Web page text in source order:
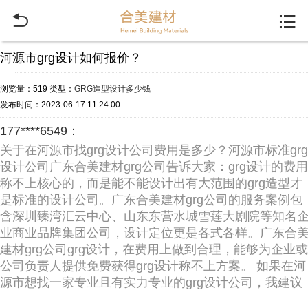
 
河源市grg设计如何报价？
浏览量：519 类型： GRG造型设计多少钱
发布时间：2023-06-17 11:24:00
177****6549：
关于在河源市找grg设计公司费用是多少？河源市标准grg
设计公司广东合美建材grg公司告诉大家：grg设计的费用
称不上核心的，而是能不能设计出有大范围的grg造型才
是标准的设计公司。广东合美建材grg公司的服务案例包
含深圳臻湾汇云中心、山东东营水城雪莲大剧院等知名
业商业品牌集团公司，设计定位更是各式各样。广东合
建材grg公司grg设计，在费用上做到合理，能够为企业或
公司负责人提供免费获得grg设计称不上方案。 如果在河
源市想找一家专业且有实力专业的grg设计公司，我建议